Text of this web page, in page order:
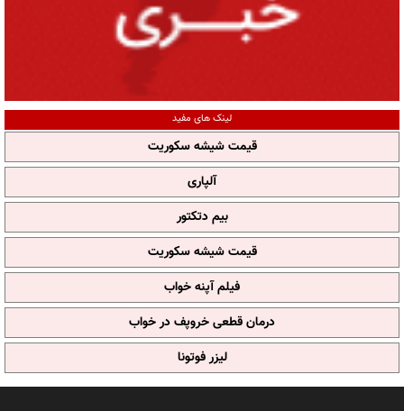
لینک های مفید
قیمت شیشه سکوریت
آلپاری
بیم دتکتور
قیمت شیشه سکوریت
فیلم آپنه خواب
درمان قطعی خروپف در خواب
لیزر فوتونا